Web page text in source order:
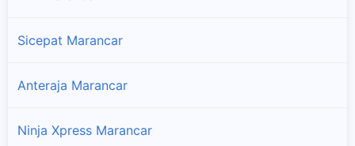
Sicepat Marancar
Anteraja Marancar
Ninja Xpress Marancar